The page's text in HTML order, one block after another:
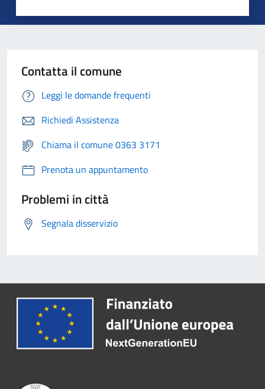
Contatta il comune
Leggi le domande frequenti
Richiedi Assistenza
Chiama il comune 0363 3171
Prenota un appuntamento
Problemi in città
Segnala disservizio